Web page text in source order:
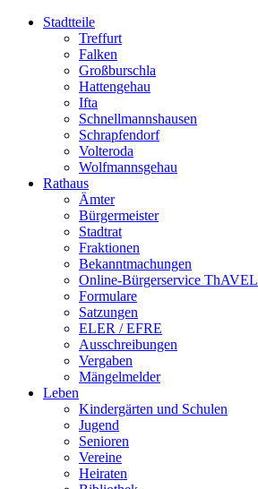
Stadtteile
Treffurt
Falken
Großburschla
Hattengehau
Ifta
Schnellmannshausen
Schrapfendorf
Volteroda
Wolfmannsgehau
Rathaus
Ämter
Bürgermeister
Stadtrat
Fraktionen
Bekanntmachungen
Online-Bürgerservice ThAVEL
Formulare
Satzungen
ELER / EFRE
Ausschreibungen
Vergaben
Mängelmelder
Leben
Kindergärten und Schulen
Jugend
Senioren
Vereine
Heiraten